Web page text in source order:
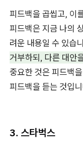
피드백을 곱씹고, 이
피드백은 지금 나의
려운 내용일 수 있습
거부하되, 다른 대안
중요한 것은 피드백
피드백을 듣는 것입
3. 스타벅스